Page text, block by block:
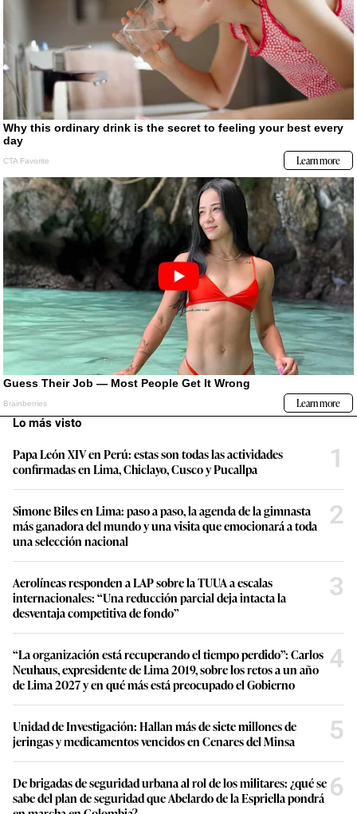
Lo más visto
Papa León XIV en Perú: estas son todas las actividades
confirmadas en Lima, Chiclayo, Cusco y Pucallpa
1
Simone Biles en Lima: paso a paso, la agenda de la gimnasta
más ganadora del mundo y una visita que emocionará a toda
una selección nacional
2
Aerolíneas responden a LAP sobre la TUUA a escalas
internacionales: “Una reducción parcial deja intacta la
desventaja competitiva de fondo”
3
“La organización está recuperando el tiempo perdido”: Carlos
Neuhaus, expresidente de Lima 2019, sobre los retos a un año
de Lima 2027 y en qué más está preocupado el Gobierno
4
Unidad de Investigación: Hallan más de siete millones de
jeringas y medicamentos vencidos en Cenares del Minsa
5
De brigadas de seguridad urbana al rol de los militares: ¿qué se
sabe del plan de seguridad que Abelardo de la Espriella pondrá 6